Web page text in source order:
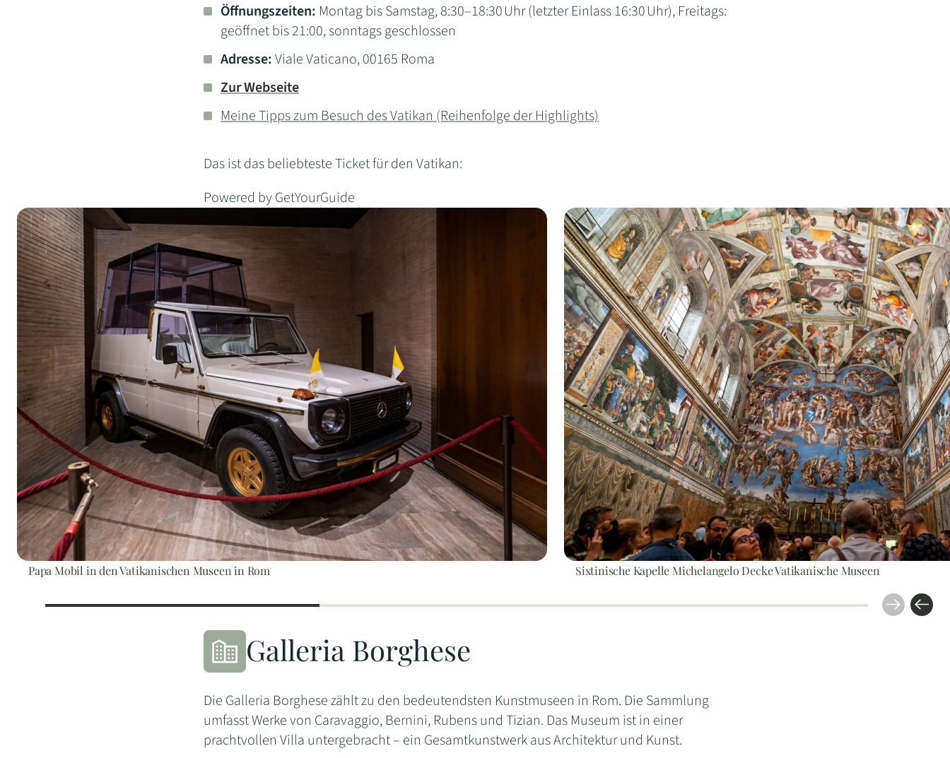
Öffnungszeiten: Montag bis Samstag, 8:30–18:30 Uhr (letzter Einlass 16:30 Uhr), Freitags:
geöffnet bis 21:00, sonntags geschlossen
Adresse:Viale Vaticano, 00165 Roma
Zur Webseite
Meine Tipps zum Besuch des Vatikan (Reihenfolge der Highlights)
Das ist das beliebteste Ticket für den Vatikan:
Powered byGetYourGuide
Papa Mobil in den Vatikanischen Museen in Rom Sixtinische Kapelle Michelangelo Decke Vatikanische Museen
Galleria Borghese
Die Galleria Borghese zählt zu den bedeutendsten Kunstmuseen in Rom. Die Sammlung
umfasst Werke von Caravaggio, Bernini, Rubens und Tizian. Das Museum ist in einer
prachtvollen Villa untergebracht – ein Gesamtkunstwerk aus Architektur und Kunst.